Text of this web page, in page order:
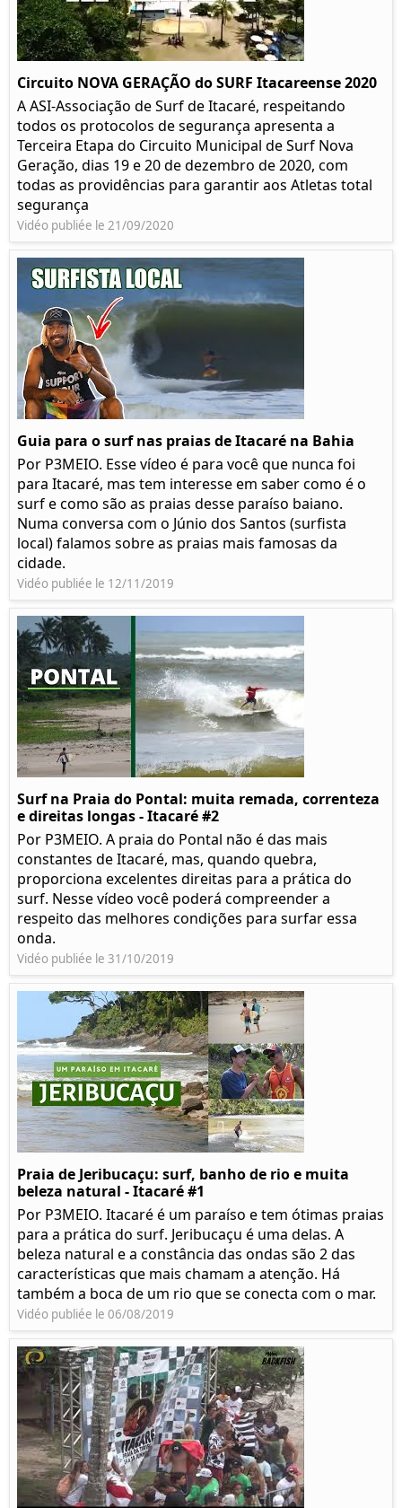
Circuito NOVA GERAÇÃO do SURF Itacareense 2020
A ASI-Associação de Surf de Itacaré, respeitando
todos os protocolos de segurança apresenta a
Terceira Etapa do Circuito Municipal de Surf Nova
Geração, dias 19 e 20 de dezembro de 2020, com
todas as providências para garantir aos Atletas total
segurança
Vidéo publiée le 21/09/2020
Guia para o surf nas praias de Itacaré na Bahia
Por P3MEIO. Esse vídeo é para você que nunca foi
para Itacaré, mas tem interesse em saber como é o
surf e como são as praias desse paraíso baiano.
Numa conversa com o Júnio dos Santos (surfista
local) falamos sobre as praias mais famosas da
cidade.
Vidéo publiée le 12/11/2019
Surf na Praia do Pontal: muita remada, correnteza
e direitas longas - Itacaré #2
Por P3MEIO. A praia do Pontal não é das mais
constantes de Itacaré, mas, quando quebra,
proporciona excelentes direitas para a prática do
surf. Nesse vídeo você poderá compreender a
respeito das melhores condições para surfar essa
onda.
Vidéo publiée le 31/10/2019
Praia de Jeribucaçu: surf, banho de rio e muita
beleza natural - Itacaré #1
Por P3MEIO. Itacaré é um paraíso e tem ótimas praias
para a prática do surf. Jeribucaçu é uma delas. A
beleza natural e a constância das ondas são 2 das
características que mais chamam a atenção. Há
também a boca de um rio que se conecta com o mar.
Vidéo publiée le 06/08/2019